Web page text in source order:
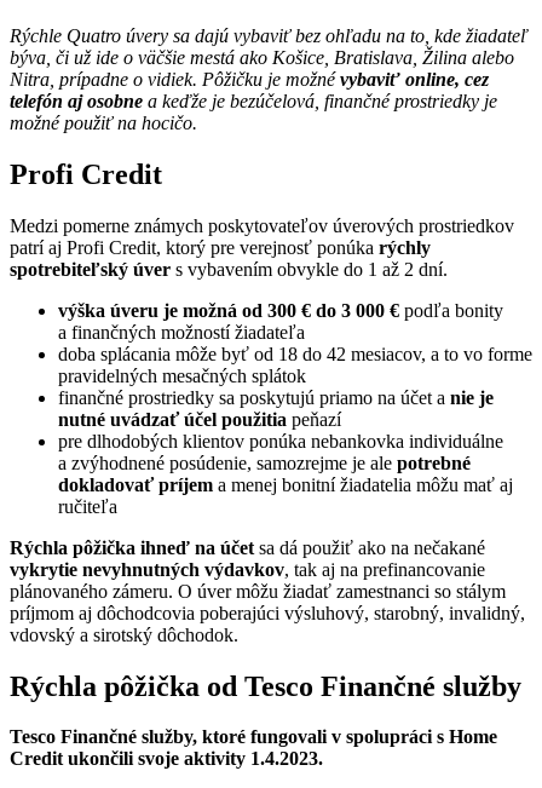
Rýchle Quatro úvery sa dajú vybaviť bez ohľadu na to, kde žiadateľ
býva, či už ide o väčšie mestá ako Košice, Bratislava, Žilina alebo
Nitra, prípadne o vidiek. Pôžičku je možnévybaviť online, cez
telefón aj osobne a keďže je bezúčelová, finančné prostriedky je
možné použiť na hocičo.
Profi Credit
Medzi pomerne známych poskytovateľov úverových prostriedkov
patrí aj Profi Credit, ktorý pre verejnosť ponúka rýchly
spotrebiteľský úver s vybavením obvykle do 1 až 2 dní.
výška úveru je možná od 300 € do 3 000 € podľa bonity
a finančných možností žiadateľa
doba splácania môže byť od 18 do 42 mesiacov, a to vo forme
pravidelných mesačných splátok
finančné prostriedky sa poskytujú priamo na účet a nie je
nutné uvádzať účel použitia peňazí
pre dlhodobých klientov ponúka nebankovka individuálne
a zvýhodnené posúdenie, samozrejme je ale potrebné
dokladovať príjem a menej bonitní žiadatelia môžu mať aj
ručiteľa
Rýchla pôžička ihneď na účet sa dá použiť ako na nečakané
vykrytie nevyhnutných výdavkov, tak aj na prefinancovanie
plánovaného zámeru. O úver môžu žiadať zamestnanci so stálym
príjmom aj dôchodcovia poberajúci výsluhový, starobný, invalidný,
vdovský a sirotský dôchodok.
Rýchla pôžička od Tesco Finančné služby
Tesco Finančné služby, ktoré fungovali v spolupráci s Home
Credit ukončili svoje aktivity 1.4.2023.